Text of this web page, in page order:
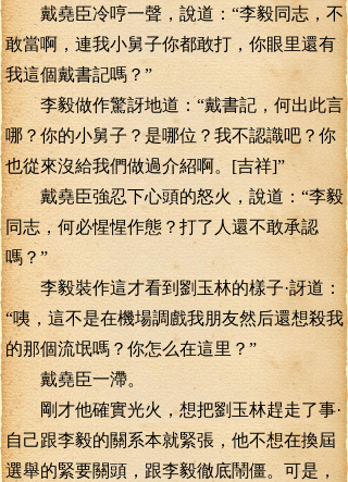
戴堯臣冷哼一聲，說道：“李毅同志，不
敢當啊，連我小舅子你都敢打，你眼里還有
我這個戴書記嗎？”
李毅做作驚訝地道：“戴書記，何出此言
哪？你的小舅子？是哪位？我不認識吧？你
也從來沒給我們做過介紹啊。[吉祥]”
戴堯臣強忍下心頭的怒火，說道：“李毅
同志，何必惺惺作態？打了人還不敢承認
嗎？”
李毅裝作這才看到劉玉林的樣子·訝道：
“咦，這不是在機場調戲我朋友然后還想殺我
的那個流氓嗎？你怎么在這里？”
戴堯臣一滯。
剛才他確實光火，想把劉玉林趕走了事·
自己跟李毅的關系本就緊張，他不想在換屆
選舉的緊要關頭，跟李毅徹底鬧僵。可是，